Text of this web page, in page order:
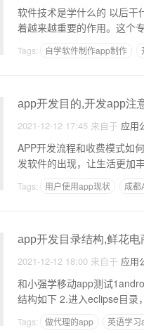
软件技术是学什么的 以后干
Tags: 自学软件制作app制作
app开发目的,开发app注
2021-12-12 17:45 来自于 应用
APP开发流程和收费模式如
发软件的出现，让生活更加
Tags: 用户使用app现状 成都
app开发目录结构,鲜花电
2021-12-12 18:00 来自于 应用
和小强学移动app测试1android移动开发
结构如下 2.进入
Tags: 做代理的app 英语学习